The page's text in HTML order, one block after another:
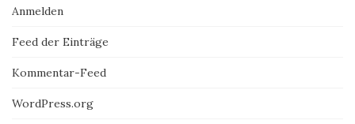
Anmelden
Feed der Einträge
Kommentar-Feed
WordPress.org